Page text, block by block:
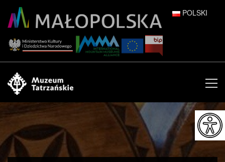
POLSKI
ENGLISH
ESPAÑOL
FRANÇAIS
ITALIANO